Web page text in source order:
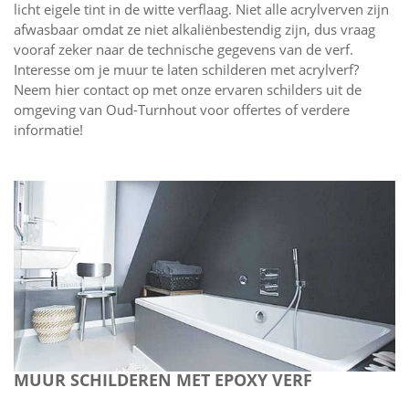
licht eigele tint in de witte verflaag. Niet alle acrylverven zijn
afwasbaar omdat ze niet alkaliënbestendig zijn, dus vraag
vooraf zeker naar de technische gegevens van de verf.
Interesse om je muur te laten schilderen met acrylverf?
Neem hier contact op met onze ervaren schilders uit de
omgeving van Oud-Turnhout voor offertes of verdere
informatie!
MUUR SCHILDEREN MET EPOXY VERF